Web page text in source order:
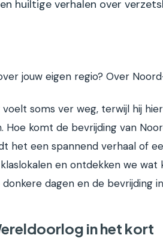
huiltige verhalen over
jouw eigen regio? Over
soms ver weg, terwijl hij
Hoe komt de bevrijding van
het een spannend verhaal of
en ontdekken we wat
dagen en de bevrijding
in het kort